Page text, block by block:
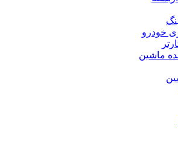
خودرو
ماشین